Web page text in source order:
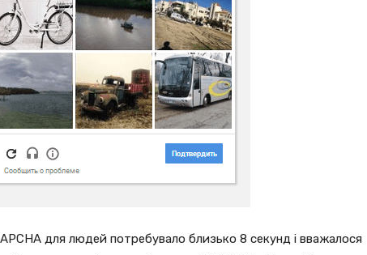
для людей потребувало близько 8 секунд і вважалося